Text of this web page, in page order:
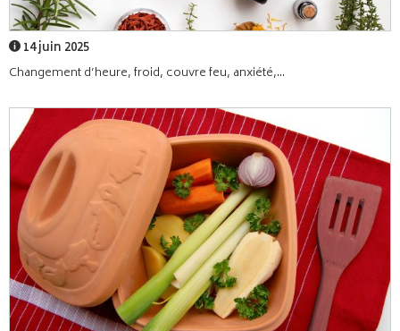
14 juin 2025
Changement d’heure, froid, couvre feu, anxiété,...